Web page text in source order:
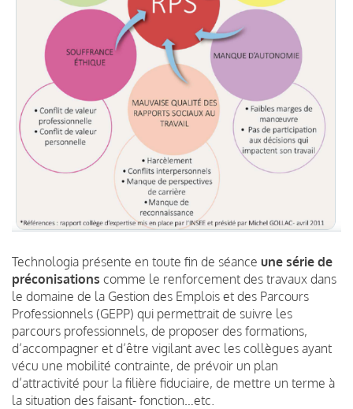
Technologia présente en toute fin de séance une série de
préconisations comme le renforcement des travaux dans
le domaine de la Gestion des Emplois et des Parcours
Professionnels (GEPP) qui permettrait de suivre les
parcours professionnels, de proposer des formations,
d’accompagner et d’être vigilant avec les collègues ayant
vécu une mobilité contrainte, de prévoir un plan
d’attractivité pour la filière fiduciaire, de mettre un terme à
la situation des faisant- fonction…etc.